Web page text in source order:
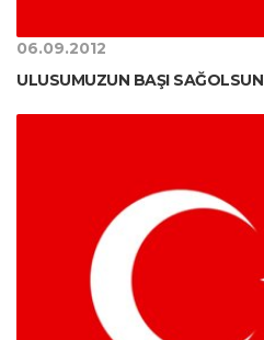
06.09.2012
ULUSUMUZUN BAŞI SAĞOLSUN